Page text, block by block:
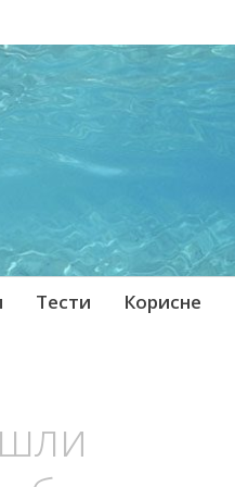
Тести Корисне